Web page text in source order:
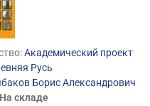
Академический проект
Русь
Борис Александрович
На складе